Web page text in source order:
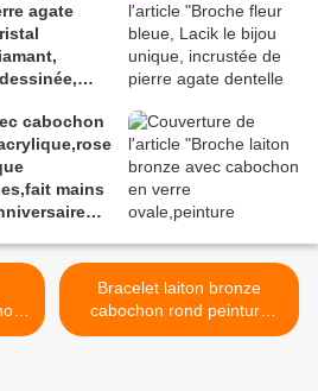
agate
pièce
au dos.
cabochon
mains
Bracelet laiton bronze
cabochon rond peinture
acrylique art